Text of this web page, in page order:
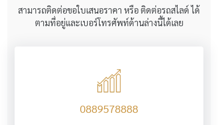
สามารถติดต่อขอใบเสนอราคา หรือ ติดต่อรถสไลด์ ได้
ตามที่อยู่และเบอร์โทรศัพท์ด้านล่างนี้ได้เลย
0889578888